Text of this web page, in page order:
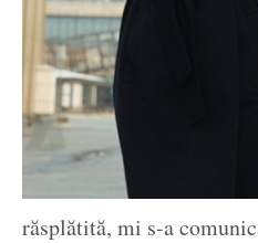
răsplătită, mi s-a